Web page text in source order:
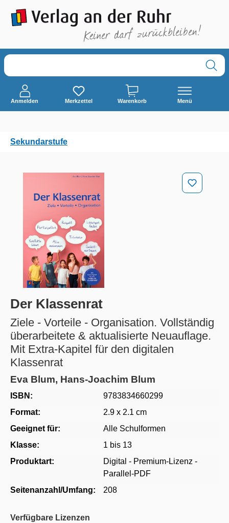
springen
Anmelden Merkzettel Warenkorb Menü
Sekundarstufe
Bildergalerie überspringen
Der Klassenrat
Ziele - Vorteile - Organisation. Vollständig
überarbeitete & aktualisierte Neuauflage.
Mit Extra-Kapitel für den digitalen
Klassenrat
Eva Blum, Hans-Joachim Blum
ISBN:
9783834660299
Format:
2.9 x 2.1 cm
Geeignet für:
Alle Schulformen
Klasse:
1 bis 13
Produktart:
Digital - Premium-Lizenz -
Parallel-PDF
Seitenanzahl/Umfang:
208
Verfügbare Lizenzen